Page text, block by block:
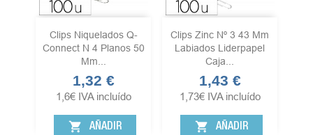
Clips Niquelados Q-
Connect N 4 Planos 50
Mm...
Precio
1,32 €
1,6€ IVA incluído
shopping_cart AÑADIR
Clips Zinc Nº 3 43 Mm
Labiados Liderpapel
Caja...
Precio
1,43 €
1,73€ IVA incluído
shopping_cart AÑADIR